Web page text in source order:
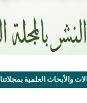
والأبحاث العلمية بمجلاتنا